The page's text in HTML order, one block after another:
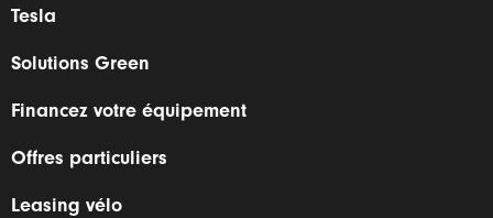
Tesla
Solutions Green
Financez votre équipement
Offres particuliers
Leasing vélo